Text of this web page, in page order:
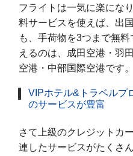
フライトは一気に楽にな
料サービスを使えば、出
も、手荷物を3つまで無
えるのは、成田空港・羽
空港・中部国際空港です。
VIPホテル&トラベルプ
のサービスが豊富
さて上級のクレジットカ
連したサービスがたくさ